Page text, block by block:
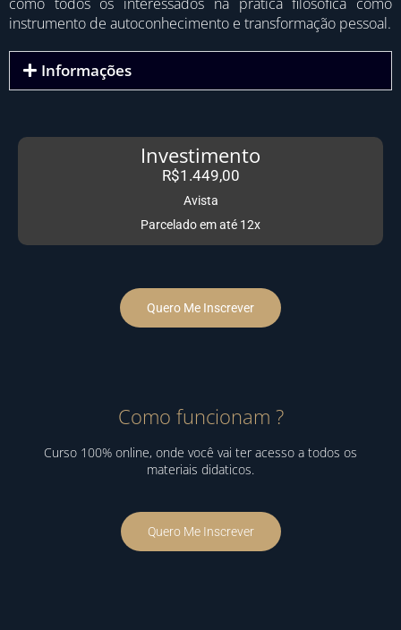
instrumento de autoconhecimento e transformação pessoal.
Informações
Investimento
R$1.449,00
Avista
Parcelado em até 12x
Quero Me Inscrever
Como funcionam ?
Curso 100% online, onde você vai ter acesso a todos os
materiais didaticos.
Quero Me Inscrever